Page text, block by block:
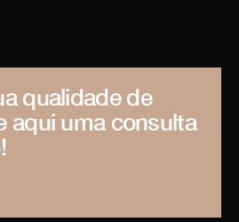
qualidade de
aqui uma consulta